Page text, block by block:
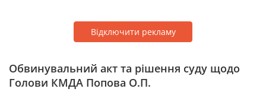
Відключити рекламу
Обвинувальний акт та рішення суду щодо
Голови КМДА Попова О.П.